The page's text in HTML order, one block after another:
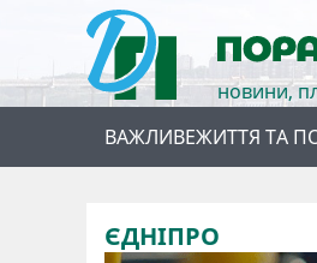
новини,
ВАЖЛИВЕЖИТТЯ ТА
ЄДНІПРО